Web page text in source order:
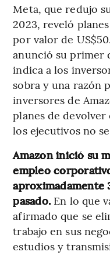
Meta, que redujo
2023, reveló
por valor de
anunció su primer
indica a los
sobra y una razón
inversores de
planes de
los ejecutivos no
Amazon inició su
empleo
aproximadamente
pasado. En lo que
afirmado que se
trabajo en sus
estudios y